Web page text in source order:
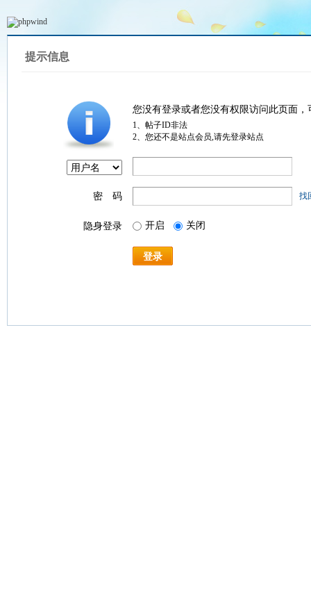
提示信息
您没有登录或者您没有权限访问此页面
1、帖子ID非法
2、您还不是站点会员,请先登录站点
密 码 找
隐身登录 开启 关闭
登录